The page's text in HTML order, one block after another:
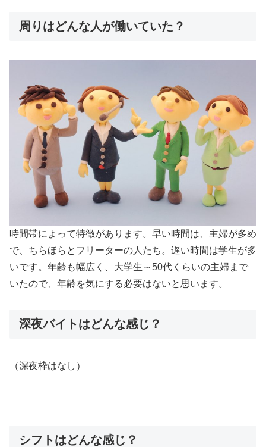
周りはどんな人が働いていた？
時間帯によって特徴があります。早い時間は、主婦が多め
で、ちらほらとフリーターの人たち。遅い時間は学生が多
いです。年齢も幅広く、大学生～50代くらいの主婦まで
いたので、年齢を気にする必要はないと思います。
深夜バイトはどんな感じ？
（深夜枠はなし）
シフトはどんな感じ？